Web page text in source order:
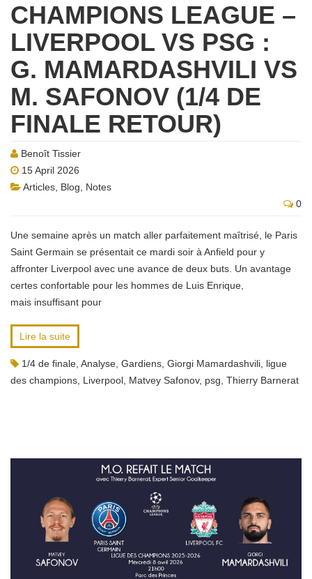
CHAMPIONS LEAGUE –
LIVERPOOL VS PSG :
G. MAMARDASHVILI VS
M. SAFONOV (1/4 DE
FINALE RETOUR)
Benoît Tissier
15 April 2026
Articles Blog
Notes
0
Une semaine après un match aller parfaitement maîtrisé, le Paris
Saint Germain se présentait ce mardi soir à Anfield pour y
affronter Liverpool avec une avance de deux buts. Un avantage
certes confortable pour les hommes de Luis Enrique,
mais insuffisant pour
Lire la suite
1/4 de finale Analyse Gardiens Giorgi Mamardashvili ligue
des champions Liverpool Matvey Safonov, psg Thierry Barnerat